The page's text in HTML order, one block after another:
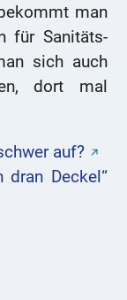
man
für Sanitäts-
sich auch
dort mal
auf?
dran Deckel“